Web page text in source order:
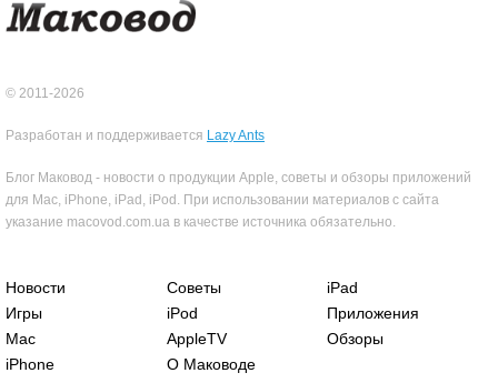
© 2011-2026
Разработан и поддерживается Lazy Ants
Блог Маковод - новости о продукции Apple, советы и обзоры приложений
для Mac, iPhone, iPad, iPod. При использовании материалов с сайта
указание macovod.com.ua в качестве источника обязательно.
Новости Советы
iPad
Игры
iPod
Приложения
Mac
AppleTV
Обзоры
iPhone
О Маководе